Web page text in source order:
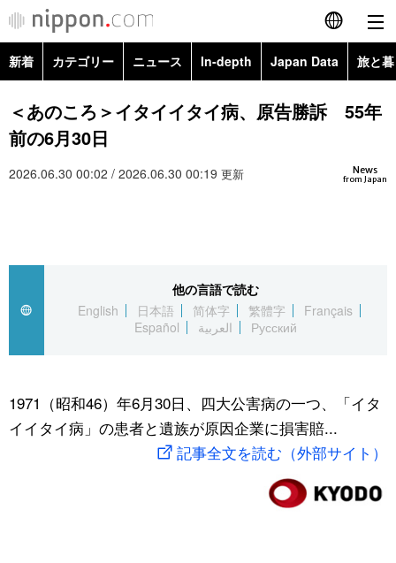
English
简体字
Русский
カテゴリー
経済・ビジネス
国際
文化
トップ
アーカイブ
In-depth
Japan Data
動画/Live
新着 カテゴリー ニュース In-depth Japan Data 旅と
政治・外交
経済・ビジネス
スポーツ・東京2020
Topics
＜あのころ＞イタイイタイ病、原告勝訴 55年
前の6月30日
News
from Japan
2026.06.30 00:02 / 2026.06.30 00:19 更新
他の言語で読む
English
日本語 简体字 繁體字
Français
Español
العربية Русский
1971（昭和46）年6月30日、四大公害病の一つ、「イタ
イイタイ病」の患者と遺族が原因企業に損害賠...
記事全文を読む（外部サイト）